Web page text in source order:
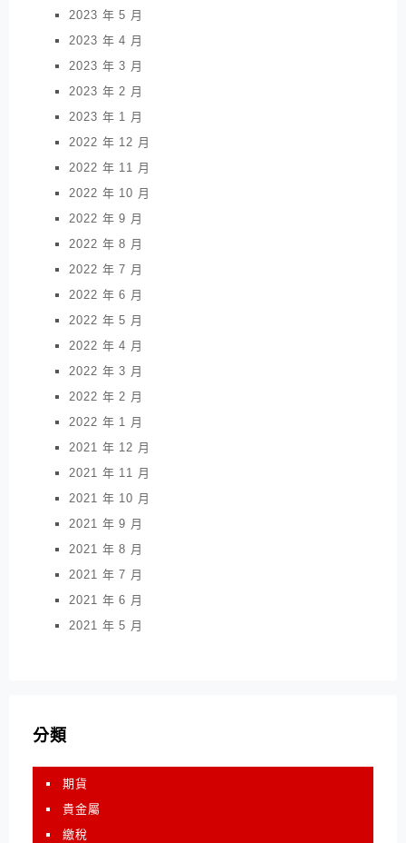
2023 年 5 月
2023 年 4 月
2023 年 3 月
2023 年 2 月
2023 年 1 月
2022 年 12 月
2022 年 11 月
2022 年 10 月
2022 年 9 月
2022 年 8 月
2022 年 7 月
2022 年 6 月
2022 年 5 月
2022 年 4 月
2022 年 3 月
2022 年 2 月
2022 年 1 月
2021 年 12 月
2021 年 11 月
2021 年 10 月
2021 年 9 月
2021 年 8 月
2021 年 7 月
2021 年 6 月
2021 年 5 月
分類
期貨
貴金屬
繳稅